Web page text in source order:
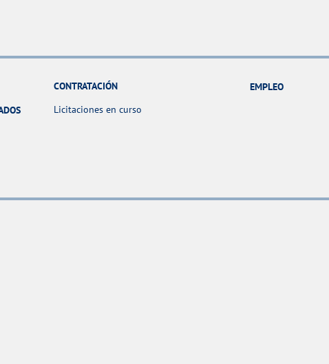
CONTRATACIÓN
Licitaciones en curso
EMPLEO